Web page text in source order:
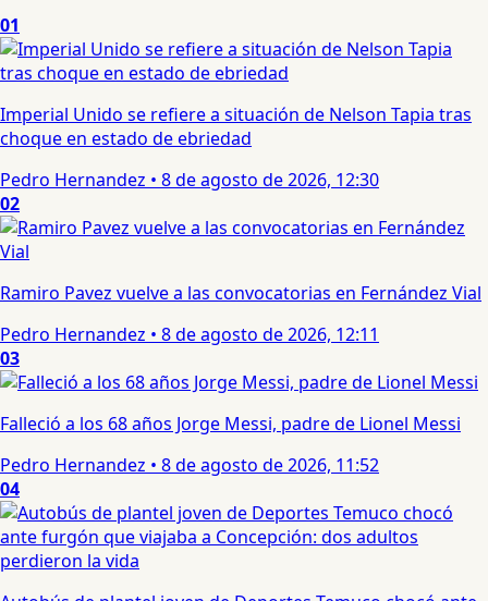
01
Imperial Unido se refiere a situación de Nelson Tapia tras
choque en estado de ebriedad
Pedro Hernandez • 8 de agosto de 2026, 12:30
02
Ramiro Pavez vuelve a las convocatorias en Fernández Vial
Pedro Hernandez • 8 de agosto de 2026, 12:11
03
Falleció a los 68 años Jorge Messi, padre de Lionel Messi
Pedro Hernandez • 8 de agosto de 2026, 11:52
04